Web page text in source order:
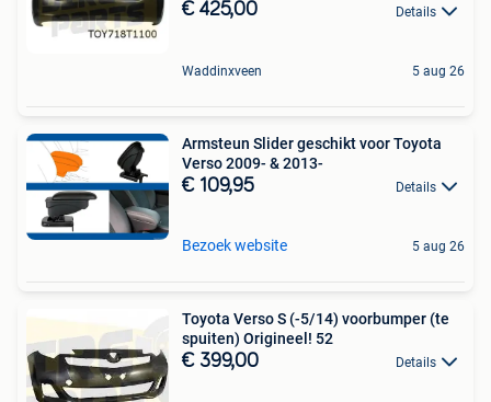
€ 425,00 Details
Waddinxveen 5 aug 26
Armsteun Slider geschikt voor Toyota
Verso 2009- & 2013-
€ 109,95 Details
Bezoek website 5 aug 26
Toyota Verso S (-5/14) voorbumper (te
spuiten) Origineel! 52
€ 399,00 Details